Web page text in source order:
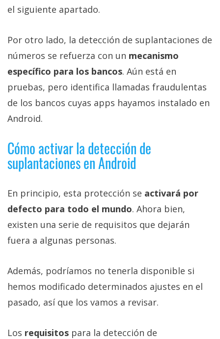
el siguiente apartado.
Por otro lado, la detección de suplantaciones de
números se refuerza con un mecanismo
específico para los bancos. Aún está en
pruebas, pero identifica llamadas fraudulentas
de los bancos cuyas apps hayamos instalado en
Android.
Cómo activar la detección de
suplantaciones en Android
En principio, esta protección se activará por
defecto para todo el mundo. Ahora bien,
existen una serie de requisitos que dejarán
fuera a algunas personas.
Además, podríamos no tenerla disponible si
hemos modificado determinados ajustes en el
pasado, así que los vamos a revisar.
Los requisitos para la detección de